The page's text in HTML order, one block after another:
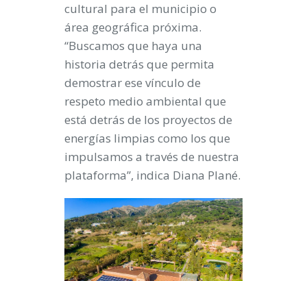
cultural para el municipio o
área geográfica próxima.
“Buscamos que haya una
historia detrás que permita
demostrar ese vínculo de
respeto medio ambiental que
está detrás de los proyectos de
energías limpias como los que
impulsamos a través de nuestra
plataforma”, indica Diana Plané.